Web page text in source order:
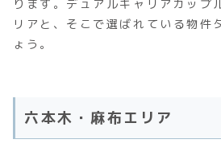
ります。デュアルキャリアカップ
リアと、そこで選ばれている物件
ょう。
六本木・麻布エリア